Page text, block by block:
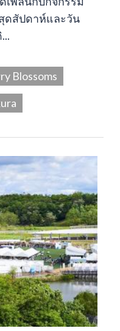
ดสัปดาห์และวัน
Blossoms